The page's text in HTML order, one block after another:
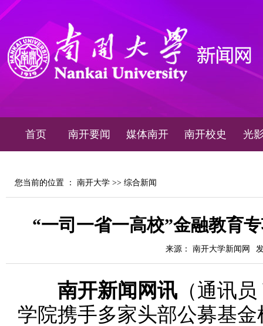
首页 南开要闻 媒体南开 南开校史 光
您当前的位置 ： 南开大学 >> 综合新闻
“一司一省一高校”金融教育
来源： 南开大学新闻网
南开新闻网讯 （通讯
学院携手多家头部公募基